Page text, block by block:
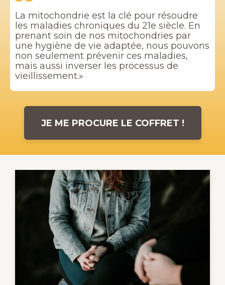
La mitochondrie est la clé pour résoudre
les maladies chroniques du 21e siècle. En
prenant soin de nos mitochondries par
une hygiène de vie adaptée, nous pouvons
non seulement prévenir ces maladies,
mais aussi inverser les processus de
vieillissement.»
JE ME PROCURE LE COFFRET !